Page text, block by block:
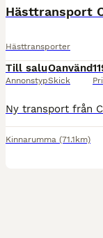
Hästtransport
Hästtransporter
Till salu
Annonstyp
Oanvänd
Skick
Kinnarumma (71.1km)